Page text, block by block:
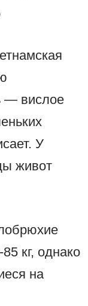
— вислое
У
живот
кг, однако
на